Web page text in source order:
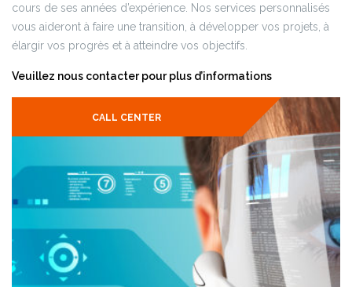
cours de ses années d’expérience. Nos services personnalisés
vous aideront à faire une transition, à développer vos projets, à
élargir vos progrès et à atteindre vos objectifs.
Veuillez nous contacter pour plus d’informations
CALL CENTER